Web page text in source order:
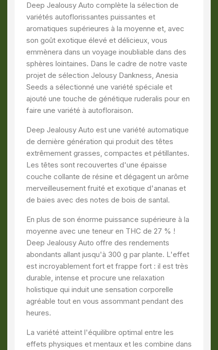
Deep Jealousy Auto complète la sélection de
variétés autoflorissantes puissantes et
aromatiques supérieures à la moyenne et, avec
son goût exotique élevé et délicieux, vous
emmènera dans un voyage inoubliable dans des
sphères lointaines. Dans le cadre de notre vaste
projet de sélection Jelousy Dankness, Anesia
Seeds a sélectionné une variété spéciale et
ajouté une touche de génétique ruderalis pour en
faire une variété à autofloraison.
Deep Jealousy Auto est une variété automatique
de dernière génération qui produit des têtes
extrêmement grasses, compactes et pétillantes.
Les têtes sont recouvertes d'une épaisse
couche collante de résine et dégagent un arôme
merveilleusement fruité et exotique d'ananas et
de baies avec des notes de bois de santal.
En plus de son énorme puissance supérieure à la
moyenne avec une teneur en THC de 27 % !
Deep Jealousy Auto offre des rendements
abondants allant jusqu'à 300 g par plante. L'effet
est incroyablement fort et frappe fort : il est très
durable, intense et procure une relaxation
holistique qui induit une sensation corporelle
agréable tout en vous assommant pendant des
heures.
La variété atteint l'équilibre optimal entre les
effets physiques et mentaux et les combine dans